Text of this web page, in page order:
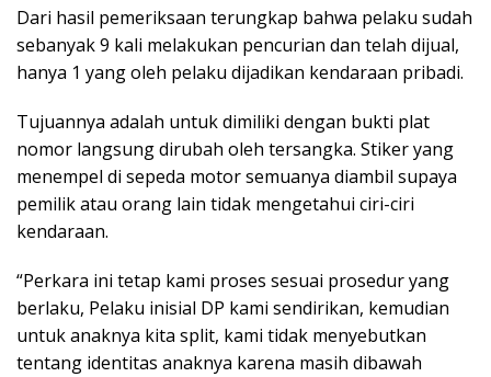
Dari hasil pemeriksaan terungkap bahwa pelaku sudah
sebanyak 9 kali melakukan pencurian dan telah dijual,
hanya 1 yang oleh pelaku dijadikan kendaraan pribadi.
Tujuannya adalah untuk dimiliki dengan bukti plat
nomor langsung dirubah oleh tersangka. Stiker yang
menempel di sepeda motor semuanya diambil supaya
pemilik atau orang lain tidak mengetahui ciri-ciri
kendaraan.
“Perkara ini tetap kami proses sesuai prosedur yang
berlaku, Pelaku inisial DP kami sendirikan, kemudian
untuk anaknya kita split, kami tidak menyebutkan
tentang identitas anaknya karena masih dibawah